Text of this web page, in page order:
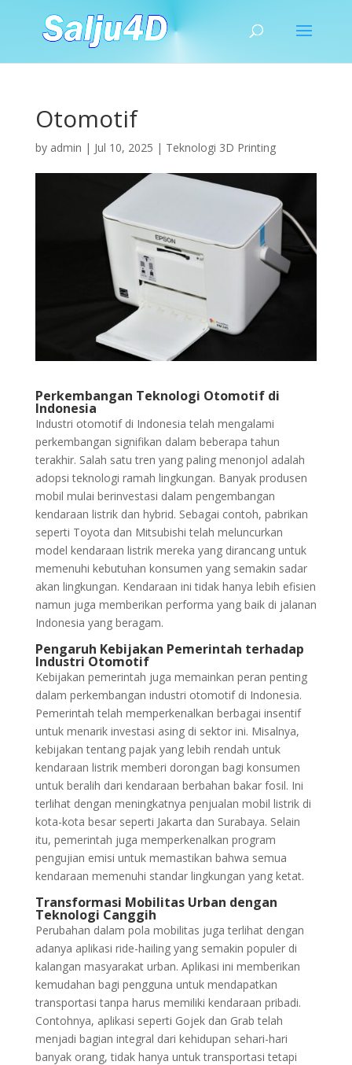
Otomotif
by admin | Jul 10, 2025 | Teknologi 3D Printing
Perkembangan Teknologi Otomotif di
Indonesia
Industri otomotif di Indonesia telah mengalami
perkembangan signifikan dalam beberapa tahun
terakhir. Salah satu tren yang paling menonjol adalah
adopsi teknologi ramah lingkungan. Banyak produsen
mobil mulai berinvestasi dalam pengembangan
kendaraan listrik dan hybrid. Sebagai contoh, pabrikan
seperti Toyota dan Mitsubishi telah meluncurkan
model kendaraan listrik mereka yang dirancang untuk
memenuhi kebutuhan konsumen yang semakin sadar
akan lingkungan. Kendaraan ini tidak hanya lebih efisien
namun juga memberikan performa yang baik di jalanan
Indonesia yang beragam.
Pengaruh Kebijakan Pemerintah terhadap
Industri Otomotif
Kebijakan pemerintah juga memainkan peran penting
dalam perkembangan industri otomotif di Indonesia.
Pemerintah telah memperkenalkan berbagai insentif
untuk menarik investasi asing di sektor ini. Misalnya,
kebijakan tentang pajak yang lebih rendah untuk
kendaraan listrik memberi dorongan bagi konsumen
untuk beralih dari kendaraan berbahan bakar fosil. Ini
terlihat dengan meningkatnya penjualan mobil listrik di
kota-kota besar seperti Jakarta dan Surabaya. Selain
itu, pemerintah juga memperkenalkan program
pengujian emisi untuk memastikan bahwa semua
kendaraan memenuhi standar lingkungan yang ketat.
Transformasi Mobilitas Urban dengan
Teknologi Canggih
Perubahan dalam pola mobilitas juga terlihat dengan
adanya aplikasi ride-hailing yang semakin populer di
kalangan masyarakat urban. Aplikasi ini memberikan
kemudahan bagi pengguna untuk mendapatkan
transportasi tanpa harus memiliki kendaraan pribadi.
Contohnya, aplikasi seperti Gojek dan Grab telah
menjadi bagian integral dari kehidupan sehari-hari
banyak orang, tidak hanya untuk transportasi tetapi